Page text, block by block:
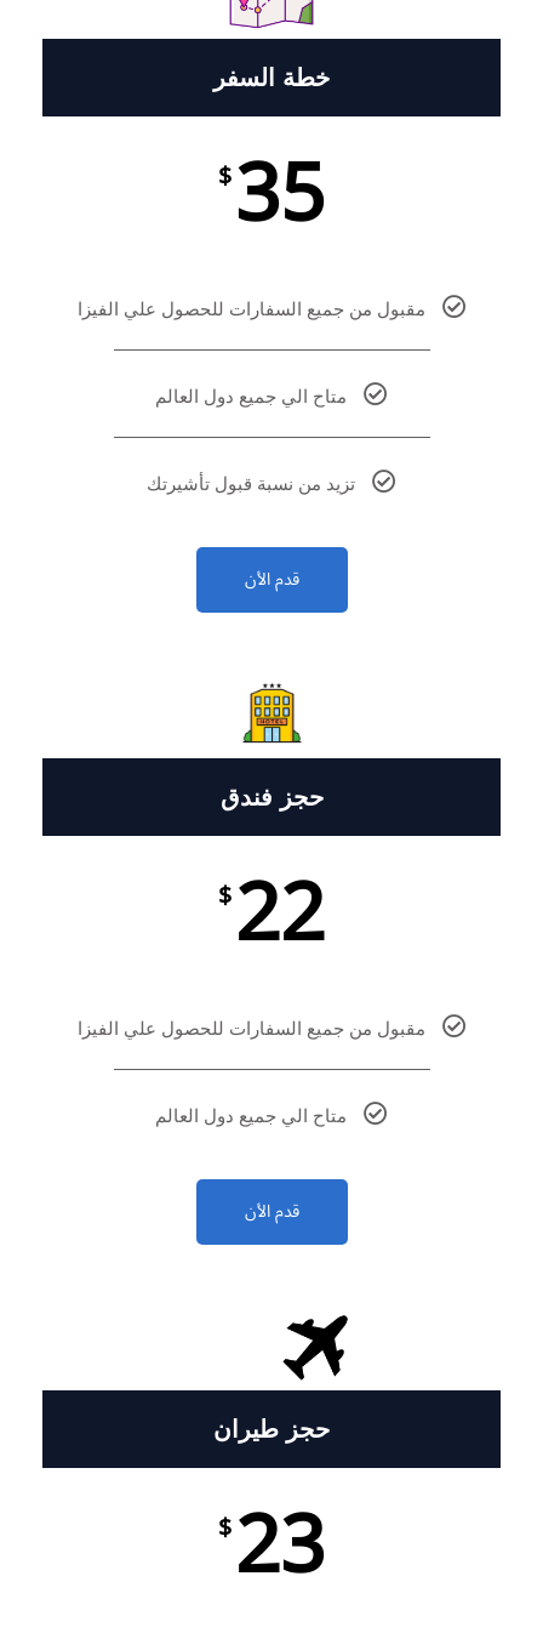
خطة السفر
35
$
مقبول من جميع السفارات للحصول علي الفيزا
متاح الي جميع دول العالم
تزيد من نسبة قبول تأشيرتك
قدم الأن
حجز فندق
22
$
مقبول من جميع السفارات للحصول علي الفيزا
متاح الي جميع دول العالم
قدم الأن
حجز طيران
23
$